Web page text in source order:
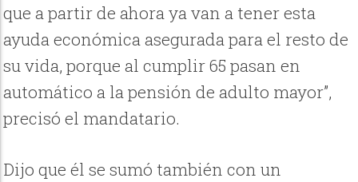
que a partir de ahora ya van a tener esta
ayuda económica asegurada para el resto de
su vida, porque al cumplir 65 pasan en
automático a la pensión de adulto mayor”,
precisó el mandatario.
Dijo que él se sumó también con un